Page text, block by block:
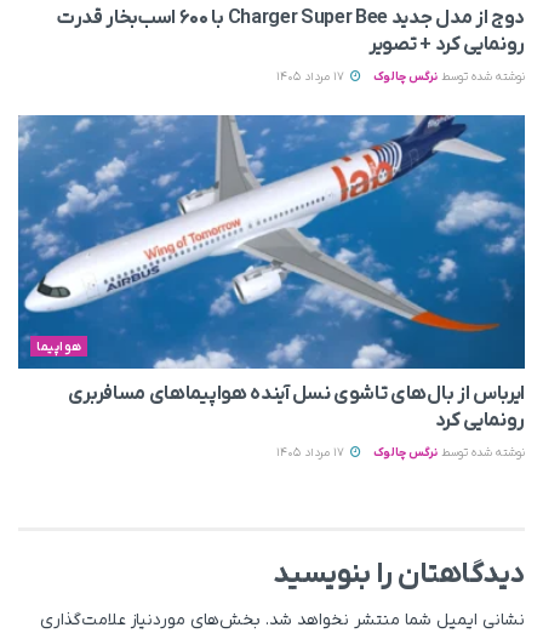
دوج از مدل جدید Charger Super Bee با ۶۰۰ اسب‌بخار قدرت
رونمایی کرد + تصویر
نوشته شده توسط نرگس چالوک
هواپیما
ایرباس از بال‌های تاشوی نسل آینده هواپیماهای مسافربری
رونمایی کرد
نوشته شده توسط نرگس چالوک
دیدگاهتان را بنویسید
نشانی ایمیل شما منتشر نخواهد شد. بخش‌های موردنیاز علامت‌گذاری